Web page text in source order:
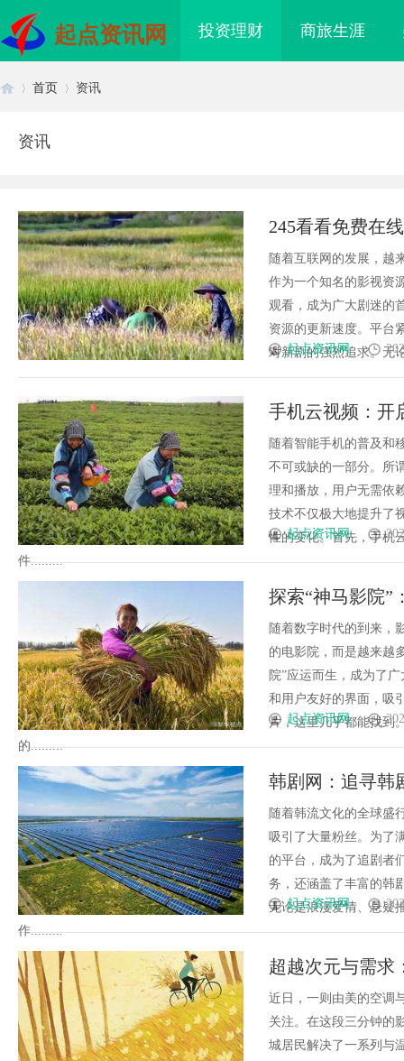
起点资讯网 投资理财 商旅生涯
首页 资讯
资讯
245看看免费在
随着互联网的发展，越
作为一个知名的影视资
观看，成为广大剧迷的
资源的更新速度。平台
对新剧的强烈追求。无
起点资讯网
手机云视频：开
随着智能手机的普及和
不可或缺的一部分。所
理和播放，用户无需依
技术不仅极大地提升了
性的变化。首先，手机
件.........
起点资讯网
探索“神马影院”
随着数字时代的到来，
的电影院，而是越来越
院”应运而生，成为了
和用户友好的界面，吸
片，这里几乎都能找到
的.........
起点资讯网
韩剧网：追寻韩
随着韩流文化的全球盛
吸引了大量粉丝。为了
的平台，成为了追剧者
务，还涵盖了丰富的韩
无论是浪漫爱情、悬疑
作.........
起点资讯网
超越次元与需求
升级
近日，一则由美的空调
关注。在这段三分钟的
城居民解决了一系列与
享海量影视资源的理 数据资产入表的“合规密钥”：北
利律师如何为数据知识产权登记
障碍